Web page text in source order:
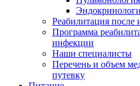
Реабилитация после
Программа
инфекции
Наши специалисты
Перечень и объем
путевку